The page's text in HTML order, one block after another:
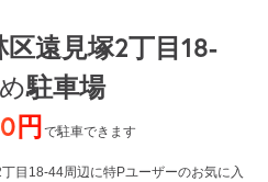
遠見塚2丁目18-
駐車場
円で駐車できます
目18-44周辺に特Pユーザーのお気に入